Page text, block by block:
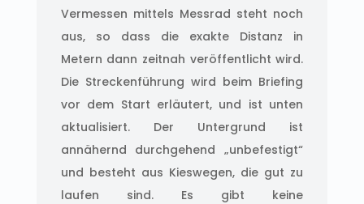
Vermessen mittels Messrad steht noch
aus, so dass die exakte Distanz in
Metern dann zeitnah veröffentlicht wird.
Die Streckenführung wird beim Briefing
vor dem Start erläutert, und ist unten
aktualisiert. Der Untergrund ist
annähernd durchgehend „unbefestigt“
und besteht aus Kieswegen, die gut zu
laufen sind. Es gibt keine